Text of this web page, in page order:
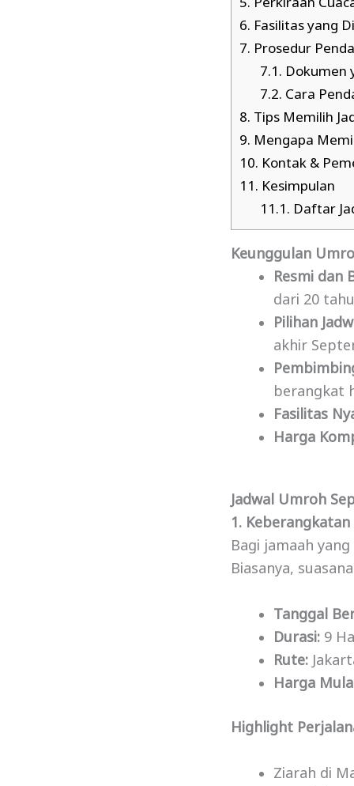
6. Fasilitas yang
7. Prosedur
7.1. Dokumen
7.2. Cara
8. Tips Memilih
9. Mengapa
10. Kontak &
11. Kesimpulan
11.1. Daftar
Keunggulan
Resmi dan
dari 20
Pilihan
akhir
berangkat
Fasilitas
Harga
Jadwal Umroh
1.
Bagi jamaah
Biasanya,
Tanggal
Durasi: 9
Rute:
Harga
Highlight
Ziarah di